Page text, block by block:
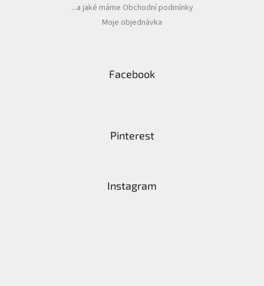
...a jaké máme Obchodní podmínky
Moje objednávka
Facebook
Pinterest
Instagram